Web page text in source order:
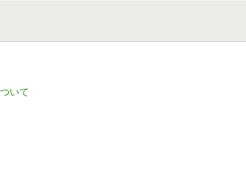
いて